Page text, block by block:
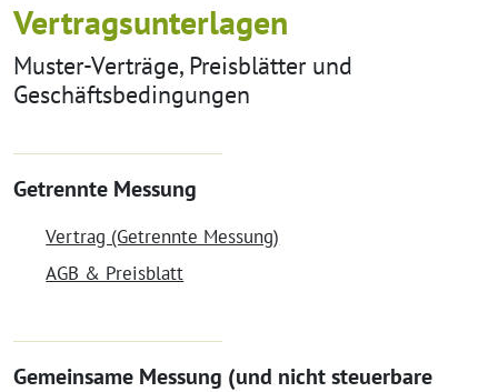
Vertragsunterlagen
Muster-Verträge, Preisblätter und
Geschäftsbedingungen
Getrennte Messung
Vertrag (Getrennte Messung)
AGB & Preisblatt
Gemeinsame Messung (und nicht steuerbare